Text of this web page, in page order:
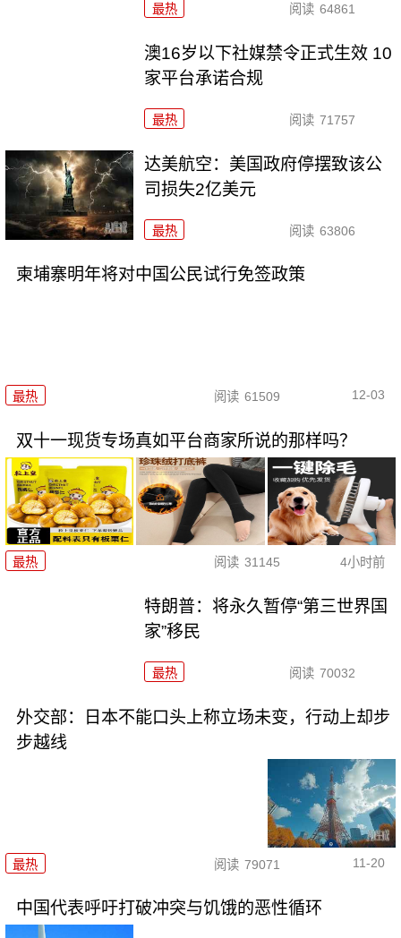
最热 阅读 64861
澳16岁以下社媒禁令正式生效 10
家平台承诺合规
最热 阅读 71757
达美航空：美国政府停摆致该公
司损失2亿美元
最热 阅读 63806
柬埔寨明年将对中国公民试行免签政策
最热 阅读 61509 12-03
双十一现货专场真如平台商家所说的那样吗？
最热 阅读 31145 4小时前
特朗普：将永久暂停“第三世界国
家”移民
最热 阅读 70032
外交部：日本不能口头上称立场未变，行动上却步
步越线
最热 阅读 79071 11-20
中国代表呼吁打破冲突与饥饿的恶性循环